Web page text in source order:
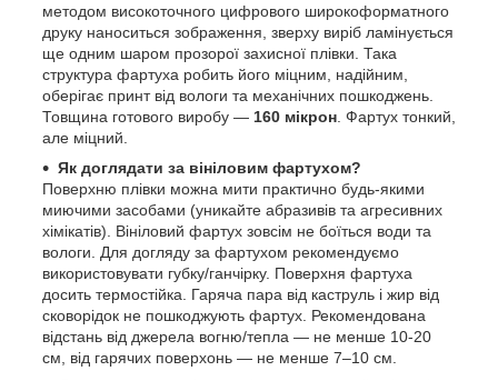
методом високоточного цифрового широкоформатного
друку наноситься зображення, зверху виріб ламінується
ще одним шаром прозорої захисної плівки. Така
структура фартуха робить його міцним, надійним,
оберігає принт від вологи та механічних пошкоджень.
Товщина готового виробу — 160 мікрон . Фартух тонкий,
але міцний.
Як доглядати за вініловим фартухом?
Поверхню плівки можна мити практично будь-якими
миючими засобами (уникайте абразивів та агресивних
хімікатів). Вініловий фартух зовсім не боїться води та
вологи. Для догляду за фартухом рекомендуємо
використовувати губку/ганчірку. Поверхня фартуха
досить термостійка. Гаряча пара від каструль і жир від
сковорідок не пошкоджують фартух. Рекомендована
відстань від джерела вогню/тепла — не менше 10-20
см, від гарячих поверхонь — не менше 7–10 см.